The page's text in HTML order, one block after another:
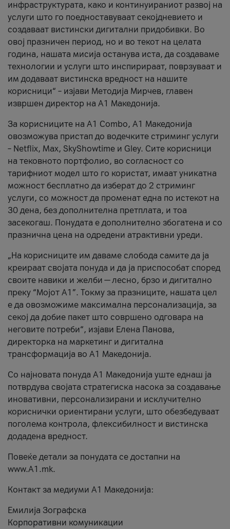
инфраструктурата, како и континуираниот развој на
услуги што го поедноставуваат секојдневието и
создаваат вистински дигитални придобивки. Во
овој празничен период, но и во текот на целата
година, нашата мисија останува иста, да создаваме
технологии и услуги што инспирираат, поврзуваат и
им додаваат вистинска вредност на нашите
корисници“ – изјави Методија Мирчев, главен
извршен директор на А1 Македонија.
За корисниците на A1 Combo, А1 Македонија
овозможува пристап до водечките стриминг услуги
– Netflix, Max, SkyShowtime и Gley. Сите корисници
на тековното портфолио, во согласност со
тарифниот модел што го користат, имаат уникатна
можност бесплатно да изберат до 2 стриминг
услуги, со можност да променат една по истекот на
30 дена, без дополнителна претплата, и тоа
засекогаш. Понудата е дополнително збогатена и со
празнична цена на одредени атрактивни уреди.
„На корисниците им даваме слобода самите да ја
креираат својата понуда и да ја приспособат според
своите навики и желби — лесно, брзо и дигитално
преку “Мојот А1”. Токму за празниците, нашата цел
е да овозможиме максимална персонализација, за
секој да добие пакет што совршено одговара на
неговите потреби“, изјави Елена Панова,
директорка на маркетинг и дигитална
трансформација во А1 Македонија.
Со најновата понуда А1 Македонија уште еднаш ја
потврдува својата стратегиска насока за создавање
иновативни, персонализирани и исклучително
кориснички ориентирани услуги, што обезбедуваат
поголема контрола, флексибилност и вистинска
додадена вредност.
Повеќе детали за понудата се достапни на
www.А1.mk.
Контакт за медиуми А1 Македонија:
Емилија Зографска
Корпоративни комуникации